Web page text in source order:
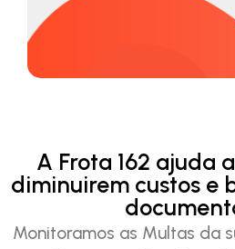
A Frota 162 ajuda
diminuirem custos e
Monitoramos as Multas da